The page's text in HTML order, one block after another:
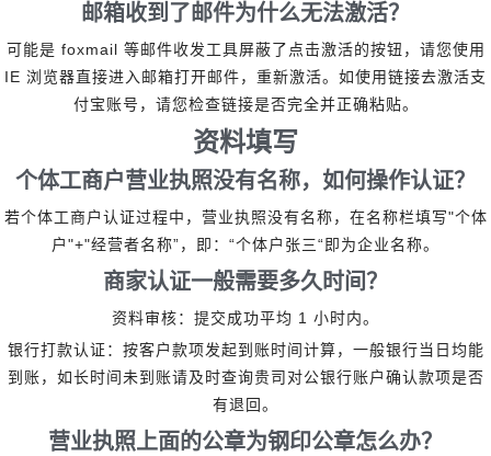
邮箱收到了邮件为什么无法激活？
可能是 foxmail 等邮件收发工具屏蔽了点击激活的按钮，请您使用
IE 浏览器直接进入邮箱打开邮件，重新激活。如使用链接去激活支
付宝账号，请您检查链接是否完全并正确粘贴。
资料填写
个体工商户营业执照没有名称，如何操作认证？
若个体工商户认证过程中，营业执照没有名称，在名称栏填写"个体
户 "+"经营者名称” ，即： “个体户张三“ 即为企业名称。
商家认证一般需要多久时间？
资料审核：提交成功平均 1 小时内。
银行打款认证：按客户款项发起到账时间计算，一般银行当日均能
到账，如长时间未到账请及时查询贵司对公银行账户确认款项是否
有退回。
营业执照上面的公章为钢印公章怎么办？